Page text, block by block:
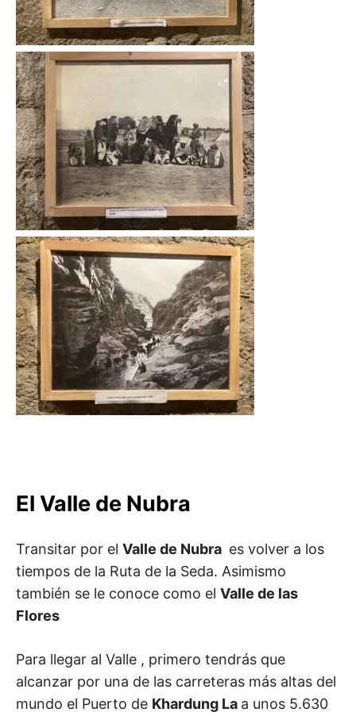
El Valle de Nubra
Transitar por el Valle de Nubra es volver a los
tiempos de la Ruta de la Seda. Asimismo
también se le conoce como el Valle de las
Flores
Para llegar al Valle , primero tendrás que
alcanzar por una de las carreteras más altas del
mundo el Puerto de Khardung La a unos 5.630